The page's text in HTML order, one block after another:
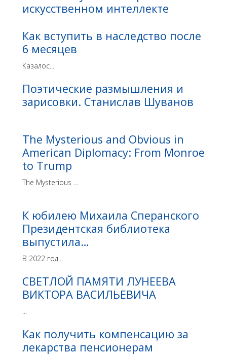
искусственном интеллекте
Как вступить в наследство после
6 месяцев
Казалос...
Поэтические размышления и
зарисовки. Станислав Шуванов
The Mysterious and Obvious in
American Diplomacy: From Monroe
to Trump
The Mysterious ...
К юбилею Михаила Сперанского
Президентская библиотека
выпустила…
В 2022 год...
СВЕТЛОЙ ПАМЯТИ ЛУНЕЕВА
ВИКТОРА ВАСИЛЬЕВИЧА
...
Как получить компенсацию за
лекарства пенсионерам